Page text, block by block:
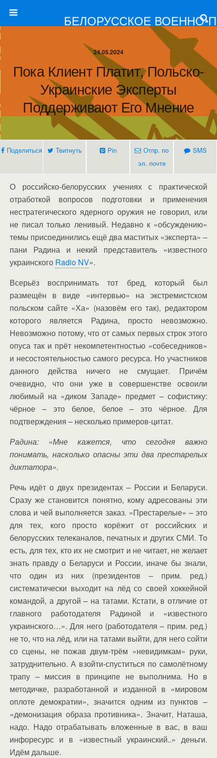
БЕЛОРУССКОЕ ВОЕННО-
24.05.2024
Пока Клиент Платит, Польско-
Украинские Эксперты
Поддерживают Его Мнение
Поделиться Твитнуть Pin
Отпр. по
эл. почте
SMS
О российско-белорусских учениях с практической
отработкой вопросов подготовки и применения
нестратегического ядерного оружия не говорил, или
не писал только ленивый. Недавно к «обсуждению»
темы присоединились ещё два маститых «эксперта» –
пани Радина и некий представитель «известного
украинского Radio NV».
Всерьёз воспринимать тот бред, который был
размещён в виде «интервью» на экстремистском
польском сайте «Ха» (назовём его так), редактором
которого является Радина, просто невозможно.
Невозможно потому, что от самых первых строк этого
опуса так и прёт некомпетентностью «собеседников»
и несостоятельностью самого ресурса. Но участников
данного действа ничего не смущает. Причём
очевидно, что они уже в совершенстве освоили
любимый на «диком Западе» предмет – софистику:
чёрное – это белое, белое – это чёрное. Для
подтверждения – несколько примеров-цитат.
Радина: «Мне кажется, что сегодня важно
понимать, насколько опасны эти два престарелых
диктатора».
Речь идёт о двух президентах – России и Беларуси.
Сразу же становится понятно, кому адресованы эти
слова и чей выполняется заказ. «Престарелые» – это
для тех, кого просто корёжит от российских и
белорусских телеканалов, печатных и других СМИ. То
есть, для тех, кто их не смотрит и не читает, не желает
знать правду о Беларуси и России, иначе бы знали,
что один из них (президентов – прим. ред.)
систематически выходит на лёд со своей хоккейной
командой, а другой – на татами. Кстати, в отличие от
главного работодателя Радиной и «известного
украинского…». Для него (работодателя – прим. ред.)
не то, что на лёд, или на татами выйти, для него сойти
со сцены, не пожав двум-трём «невидимкам» руки,
затруднительно. А взойти-спуститься по самолётному
трапу – миссия в принципе не выполнима. Но в
методичке, разработанной и изданной в «мировом
оплоте демократии», значится одним из пунктов –
«демонизация образа противника». Значит, Наташа,
надо. Надо отрабатывать вложенные в вас, в ваш
инфоресурс и в «известный украинский..» деньги.
Идём дальше.